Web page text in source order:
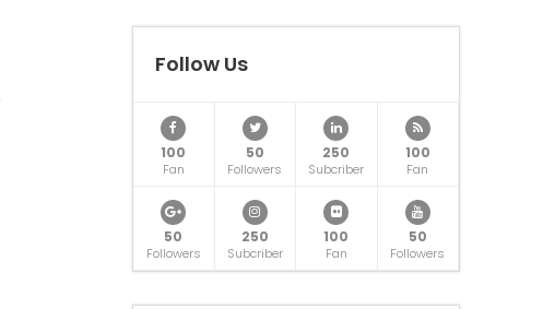
Follow Us
100
Fan
50
Followers
250
Subcriber
100
Fan
50
Followers
250
Subcriber
100
Fan
50
Followers